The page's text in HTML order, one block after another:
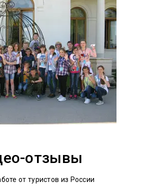
отзывы
от туристов из России